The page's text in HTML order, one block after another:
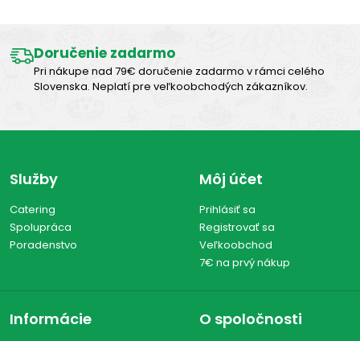
Doručenie zadarmo
Pri nákupe nad 79€ doručenie zadarmo v rámci celého
Slovenska. Neplatí pre veľkoobchodých zákazníkov.
Služby
Catering
Spolupráca
Poradenstvo
Môj účet
Prihlásiť sa
Registrovať sa
Veľkoobchod
7€ na prvý nákup
Informácie O spoločnosti